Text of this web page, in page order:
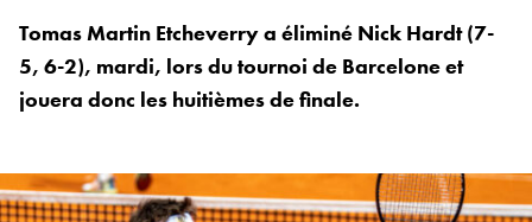
Tomas Martin Etcheverry a éliminé Nick Hardt (7-
5, 6-2), mardi, lors du tournoi de Barcelone et
jouera donc les huitièmes de finale.